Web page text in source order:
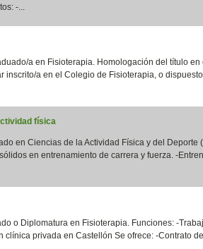
-...
a en Fisioterapia. Homologación del título en
inscrito/a en el Colegio de Fisioterapia, o
física
en Ciencias de la Actividad Física y del Deporte
en entrenamiento de carrera y fuerza. -
o Diplomatura en Fisioterapia. Funciones: -
clínica privada en Castellón Se ofrece: -Contrato